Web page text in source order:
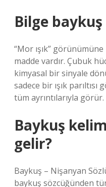
Bilge
“Mor ışık”
madde vardır. Çubuk
kimyasal bir sinyale
sadece bir ışık
tüm ayrıntılarıyla görür.
Baykuş
gelir?
Baykuş – Nişanyan
baykuş sözcüğünden